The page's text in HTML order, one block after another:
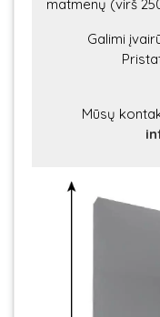
matmenų (virš
Galimi
Mūsų